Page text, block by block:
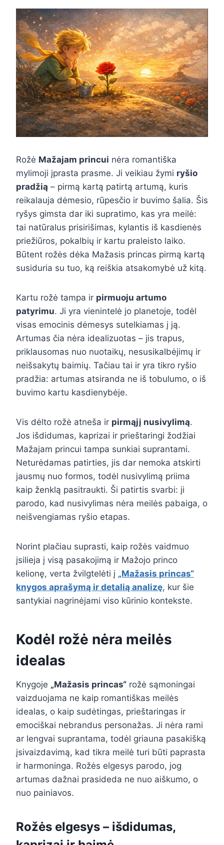
Rožė Mažajam princui nėra romantiška
mylimoji įprasta prasme. Ji veikiau žymi ryšio
pradžią – pirmą kartą patirtą artumą, kuris
reikalauja dėmesio, rūpesčio ir buvimo šalia. Šis
ryšys gimsta dar iki supratimo, kas yra meilė:
tai natūralus prisirišimas, kylantis iš kasdienės
priežiūros, pokalbių ir kartu praleisto laiko.
Būtent rožės dėka Mažasis princas pirmą kartą
susiduria su tuo, ką reiškia atsakomybė už kitą.
Kartu rožė tampa ir pirmuoju artumo
patyrimu. Ji yra vienintelė jo planetoje, todėl
visas emocinis dėmesys sutelkiamas į ją.
Artumas čia nėra idealizuotas – jis trapus,
priklausomas nuo nuotaikų, nesusikalbėjimų ir
neišsakytų baimių. Tačiau tai ir yra tikro ryšio
pradžia: artumas atsiranda ne iš tobulumo, o iš
buvimo kartu kasdienybėje.
Vis dėlto rožė atneša ir pirmąjį nusivylimą.
Jos išdidumas, kaprizai ir prieštaringi žodžiai
Mažajam princui tampa sunkiai suprantami.
Neturėdamas patirties, jis dar nemoka atskirti
jausmų nuo formos, todėl nusivylimą priima
kaip ženklą pasitraukti. Ši patirtis svarbi: ji
parodo, kad nusivylimas nėra meilės pabaiga, o
neišvengiamas ryšio etapas.
Norint plačiau suprasti, kaip rožės vaidmuo
įsilieja į visą pasakojimą ir Mažojo princo
kelionę, verta žvilgtelėti į „Mažasis princas“
knygos aprašymą ir detalią analizę, kur šie
santykiai nagrinėjami viso kūrinio kontekste.
Kodėl rožė nėra meilės
idealas
Knygoje „Mažasis princas“ rožė sąmoningai
vaizduojama ne kaip romantiškas meilės
idealas, o kaip sudėtingas, prieštaringas ir
emociškai nebrandus personažas. Ji nėra rami
ar lengvai suprantama, todėl griauna pasakišką
įsivaizdavimą, kad tikra meilė turi būti paprasta
ir harmoninga. Rožės elgesys parodo, jog
artumas dažnai prasideda ne nuo aiškumo, o
nuo painiavos.
Rožės elgesys – išdidumas,